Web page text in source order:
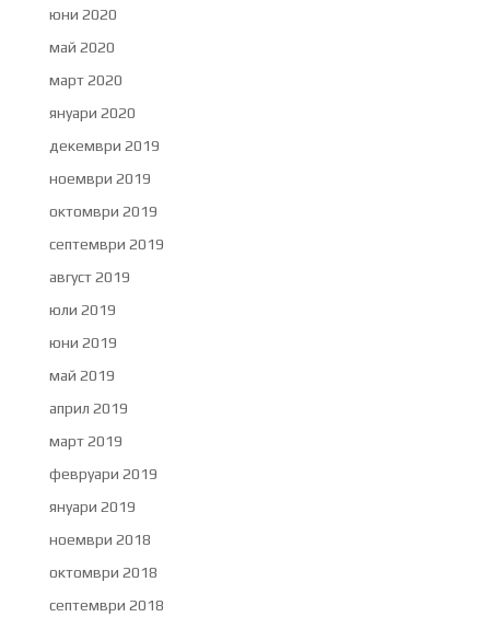
юни 2020
май 2020
март 2020
януари 2020
декември 2019
ноември 2019
октомври 2019
септември 2019
август 2019
юли 2019
юни 2019
май 2019
април 2019
март 2019
февруари 2019
януари 2019
ноември 2018
октомври 2018
септември 2018